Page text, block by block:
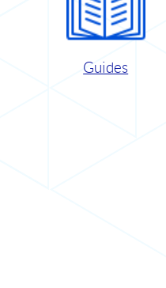
Guides